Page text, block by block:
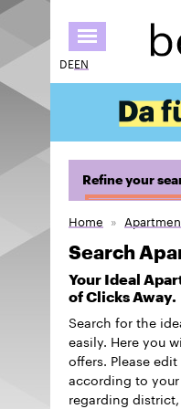
DEEN
Refine your
Home
Search
Your Ideal
of Clicks Away.
Search for the
easily. Here you
offers. Please
according to
regarding